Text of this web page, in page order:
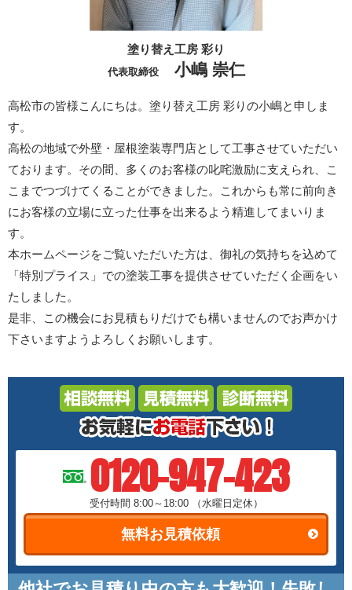
塗り替え工房 彩り
代表取締役 小嶋 崇仁
高松市の皆様こんにちは。塗り替え工房 彩りの小嶋と申しま
す。
高松の地域で外壁・屋根塗装専門店として工事させていただい
ております。その間、多くのお客様の叱咤激励に支えられ、こ
こまでつづけてくることができました。これからも常に前向き
にお客様の立場に立った仕事を出来るよう精進してまいりま
す。
本ホームページをご覧いただいた方は、御礼の気持ちを込めて
「特別プライス」での塗装工事を提供させていただく企画をい
たしました。
是非、この機会にお見積もりだけでも構いませんのでお声かけ
下さいますようよろしくお願いします。
0120-947-423
受付時間 8:00～18:00 （水曜日定休）
無料お見積依頼